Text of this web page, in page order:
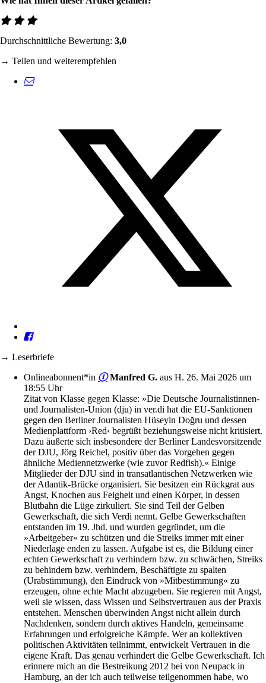
Durchschnittliche Bewertung: 3,0
→ Teilen und weiterempfehlen
→ Leserbriefe
Onlineabonnent*in
Manfred G. aus H. 26. Mai 2026 um
18:55 Uhr
Zitat von Klasse gegen Klasse: »Die Deutsche Journalistinnen-
und Journalisten-Union (dju) in ver.di hat die EU-Sanktionen
gegen den Berliner Journalisten Hüseyin Doğru und dessen
Medienplattform ›Red‹ begrüßt beziehungsweise nicht kritisiert.
Dazu äußerte sich insbesondere der Berliner Landesvorsitzende
der DJU, Jörg Reichel, positiv über das Vorgehen gegen
ähnliche Mediennetzwerke (wie zuvor Redfish).« Einige
Mitglieder der DJU sind in transatlantischen Netzwerken wie
der Atlantik-Brücke organisiert. Sie besitzen ein Rückgrat aus
Angst, Knochen aus Feigheit und einen Körper, in dessen
Blutbahn die Lüge zirkuliert. Sie sind Teil der Gelben
Gewerkschaft, die sich Verdi nennt. Gelbe Gewerkschaften
entstanden im 19. Jhd. und wurden gegründet, um die
»Arbeitgeber« zu schützen und die Streiks immer mit einer
Niederlage enden zu lassen. Aufgabe ist es, die Bildung einer
echten Gewerkschaft zu verhindern bzw. zu schwächen, Streiks
zu behindern bzw. verhindern, Beschäftigte zu spalten
(Urabstimmung), den Eindruck von »Mitbestimmung« zu
erzeugen, ohne echte Macht abzugeben. Sie regieren mit Angst,
weil sie wissen, dass Wissen und Selbstvertrauen aus der Praxis
entstehen. Menschen überwinden Angst nicht allein durch
Nachdenken, sondern durch aktives Handeln, gemeinsame
Erfahrungen und erfolgreiche Kämpfe. Wer an kollektiven
politischen Aktivitäten teilnimmt, entwickelt Vertrauen in die
eigene Kraft. Das genau verhindert die Gelbe Gewerkschaft. Ich
erinnere mich an die Bestreikung 2012 bei von Neupack in
Hamburg, an der ich auch teilweise teilgenommen habe, wo